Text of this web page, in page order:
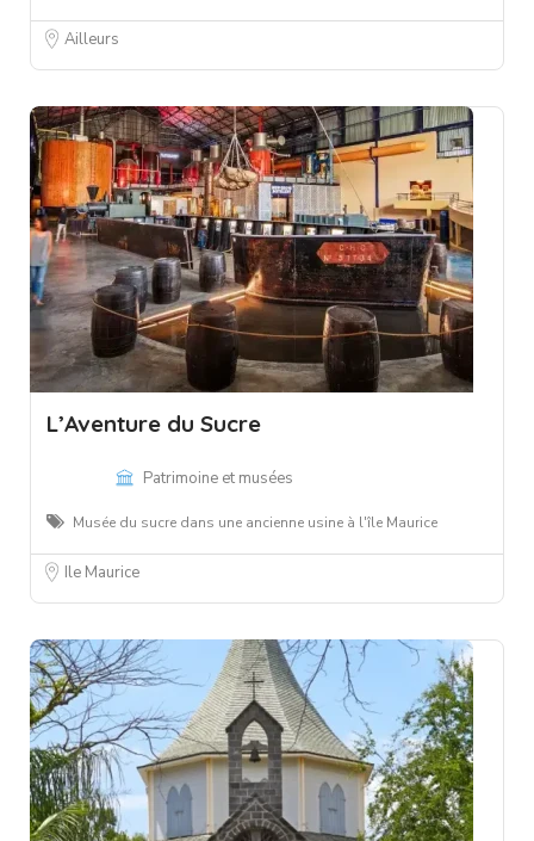
Ailleurs
L’Aventure du Sucre
Patrimoine et musées
Musée du sucre dans une ancienne usine à l'île Maurice
Ile Maurice